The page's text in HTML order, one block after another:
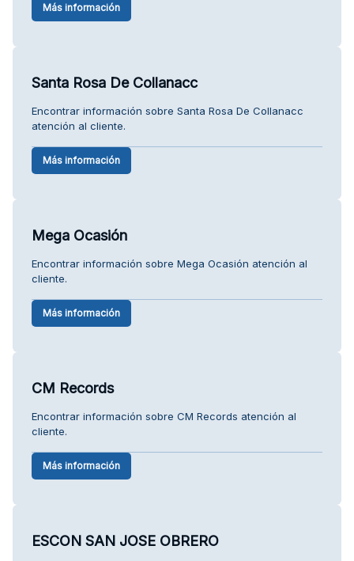
Más información
Santa Rosa De Collanacc
Encontrar información sobre Santa Rosa De Collanacc
atención al cliente.
Más información
Mega Ocasión
Encontrar información sobre Mega Ocasión atención al
cliente.
Más información
CM Records
Encontrar información sobre CM Records atención al
cliente.
Más información
ESCON SAN JOSE OBRERO